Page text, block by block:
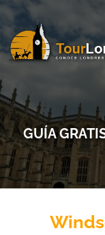
Skip to main content
GUÍA